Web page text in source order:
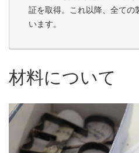
証を取得。これ以降、全ての
います。
材料について